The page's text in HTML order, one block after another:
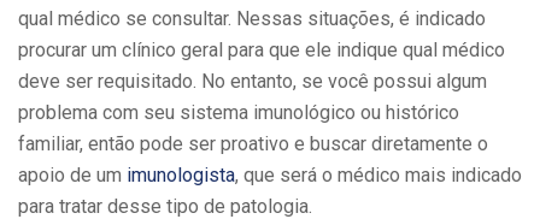
qual médico se consultar. Nessas situações, é indicado
procurar um clínico geral para que ele indique qual médico
deve ser requisitado. No entanto, se você possui algum
problema com seu sistema imunológico ou histórico
familiar, então pode ser proativo e buscar diretamente o
apoio de um imunologista, que será o médico mais indicado
para tratar desse tipo de patologia.